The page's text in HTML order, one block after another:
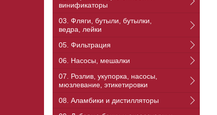
винификаторы
03. Фляги, бутыли, бутылки,
ведра, лейки
05. Фильтрация
06. Насосы, мешалки
07. Розлив, укупорка, насосы,
мюзлевание, этикетировки
08. Аламбики и дистилляторы